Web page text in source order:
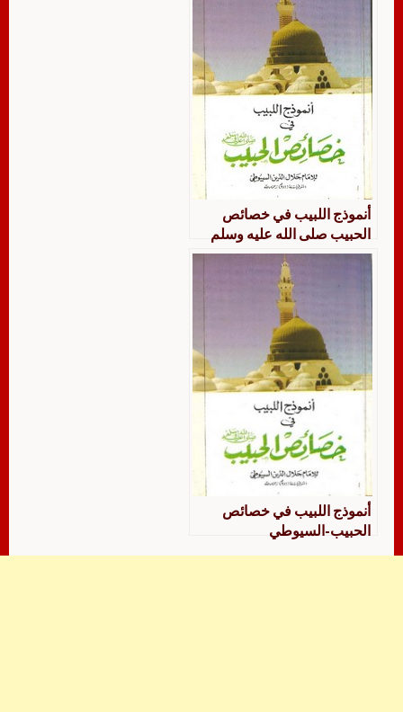
أنموذج اللبيب في خصائص
الحبيب صلى الله عليه وسلم
أنموذج اللبيب في خصائص
الحبيب-السيوطي